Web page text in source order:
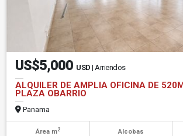
US$5,000 USD | Arriendos
ALQUILER DE AMPLIA OFICINA DE
PLAZA OBARRIO
Panama
Área m2 Alcobas